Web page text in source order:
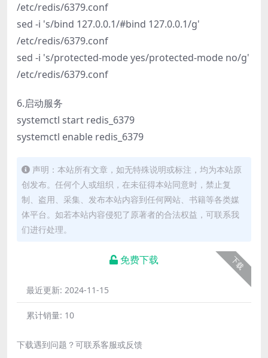
/etc/redis/6379.conf
sed -i 's/bind 127.0.0.1/#bind 127.0.0.1/g'
/etc/redis/6379.conf
sed -i 's/protected-mode yes/protected-mode no/g'
/etc/redis/6379.conf
6.启动服务
systemctl start redis_6379
systemctl enable redis_6379
声明：本站所有文章，如无特殊说明或标注，均为本站原
创发布。任何个人或组织，在未征得本站同意时，禁止复
制、盗用、采集、发布本站内容到任何网站、书籍等各类媒
体平台。如若本站内容侵犯了原著者的合法权益，可联系我
们进行处理。
下载
免费下载
最近更新: 2024-11-15
累计销量: 10
下载遇到问题？可联系客服或反馈